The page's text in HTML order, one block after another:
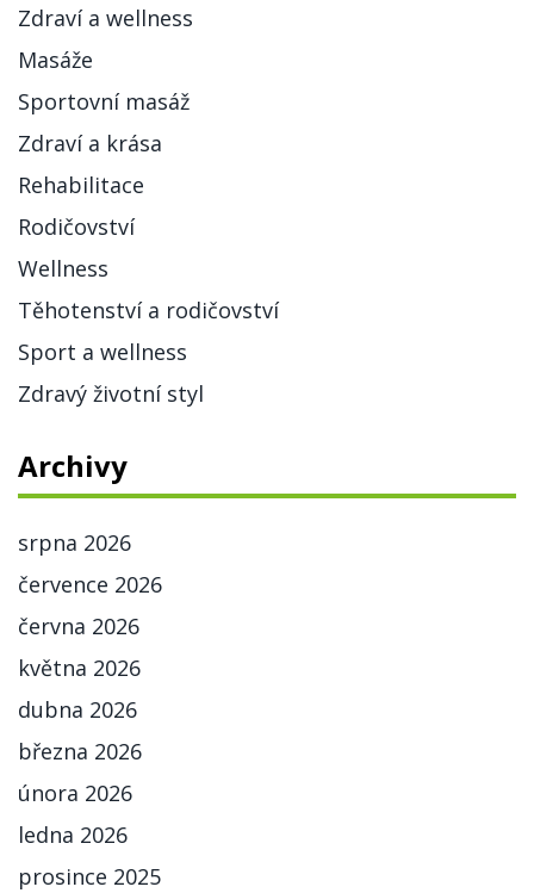
Zdraví a wellness
Masáže
Sportovní masáž
Zdraví a krása
Rehabilitace
Rodičovství
Wellness
Těhotenství a rodičovství
Sport a wellness
Zdravý životní styl
Archivy
srpna 2026
července 2026
června 2026
května 2026
dubna 2026
března 2026
února 2026
ledna 2026
prosince 2025